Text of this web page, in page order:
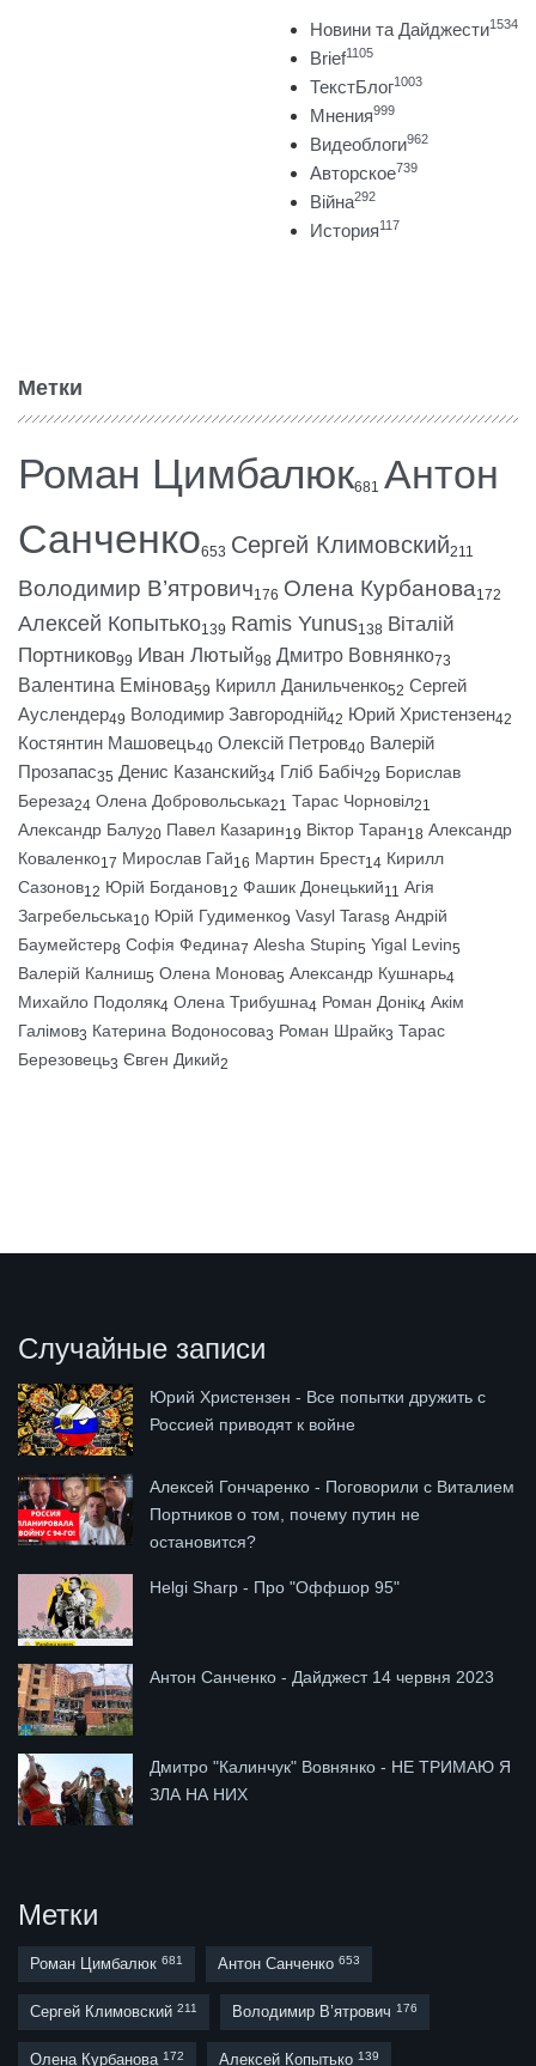
Новини та Дайджести1534
Brief1105
ТекстБлог1003
Мнения999
Видеоблоги962
Авторское739
Війна292
История117
Метки
Роман Цимбалюк681 Антон
Санченко653 Сергей Климовский211
Володимир В’ятрович176 Олена Курбанова172
Алексей Копытько139 Ramis Yunus138 Віталій
Портников99 Иван Лютый98 Дмитро Вовнянко73
Валентина Емінова59 Кирилл Данильченко52 Сергей
Ауслендер49 Володимир Завгородній42 Юрий Христензен42
Костянтин Машовець40 Олексій Петров40 Валерій
Прозапас35 Денис Казанский34 Гліб Бабіч29 Борислав
Береза24 Олена Добровольська21 Тарас Чорновіл21
Александр Балу20 Павел Казарин19 Віктор Таран18 Александр
Коваленко17 Мирослав Гай16 Мартин Брест14 Кирилл
Сазонов12 Юрій Богданов12 Фашик Донецький11 Агія
Загребельська10 Юрій Гудименко9 Vasyl Taras8 Андрій
Баумейстер8 Софія Федина7 Alesha Stupin5 Yigal Levin5
Валерій Калниш5 Олена Монова5 Александр Кушнарь4
Михайло Подоляк4 Олена Трибушна4 Роман Донік4 Акім
Галімов3 Катерина Водоносова3 Роман Шрайк3 Тарас
Березовець3 Євген Дикий2
Случайные записи
Юрий Христензен - Все попытки дружить с
Россией приводят к войне
Алексей Гончаренко - Поговорили с Виталием
Портников о том, почему путин не
остановится?
Helgi Sharp - Про "Оффшор 95"
Антон Санченко - Дайджест 14 червня 2023
Дмитро "Калинчук" Вовнянко - НЕ ТРИМАЮ Я
ЗЛА НА НИХ
Метки
Роман Цимбалюк 681 Антон Санченко 653
Сергей Климовский 211 Володимир В’ятрович 176
Олена Курбанова 172 Алексей Копытько 139